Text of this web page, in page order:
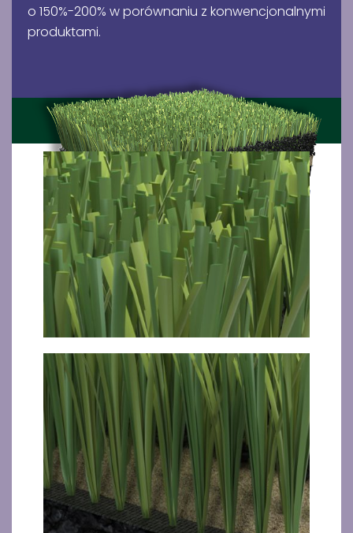
o 150%-200% w porównaniu z konwencjonalnymi
produktami.